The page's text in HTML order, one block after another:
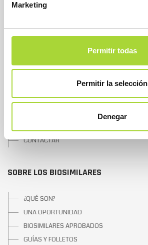
Marketing
Permitir todas
Permitir la selección
Denegar
SOBRE BIOSIM
JUNTA DIRECTIVA
ASOCIADOS
CONTACTAR
SOBRE LOS BIOSIMILARES
¿QUÉ SON?
UNA OPORTUNIDAD
BIOSIMILARES APROBADOS
GUÍAS Y FOLLETOS